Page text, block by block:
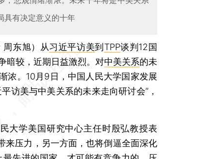
具有决定意义的十年
东旭） 从习近平访美到TPP谈判12国
暗较，近期日益激烈。对中美关系的未
浓。10月9日，中国人民大学国家发展
访美与中美关系的未来走向研讨会”，
学美国研究中心主任时殷弘教授表
来压力，另一方面，也将倒逼全面深化